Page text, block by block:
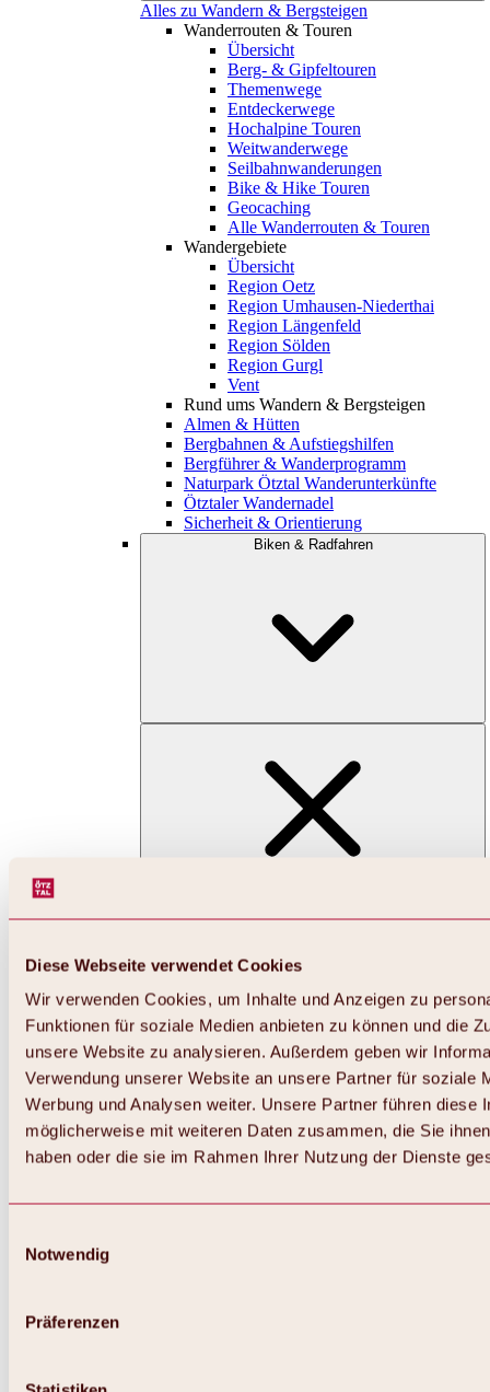
Diese Webseite verwendet Cookies
Wir verwenden Cookies, um Inhalte und Anzeigen zu
Funktionen für soziale Medien anbieten zu können und die
unsere Website zu analysieren. Außerdem geben wir
Verwendung unserer Website an unsere Partner für soziale
Werbung und Analysen weiter. Unsere Partner führen diese
möglicherweise mit weiteren Daten zusammen, die Sie
haben oder die sie im Rahmen Ihrer Nutzung der Dienste
Notwendig
Präferenzen
Alles zu Wandern & Bergsteigen
Wanderrouten & Touren
Übersicht
Berg- & Gipfeltouren
Themenwege
Entdeckerwege
Hochalpine Touren
Weitwanderwege
Seilbahnwanderungen
Bike & Hike Touren
Geocaching
Alle Wanderrouten & Touren
Wandergebiete
Übersicht
Region Oetz
Region Umhausen-Niederthai
Region Längenfeld
Region Sölden
Region Gurgl
Vent
Rund ums Wandern & Bergsteigen
Almen & Hütten
Bergbahnen & Aufstiegshilfen
Bergführer & Wanderprogramm
Naturpark Ötztal Wanderunterkünfte
Ötztaler Wandernadel
Sicherheit & Orientierung
Biken & Radfahren